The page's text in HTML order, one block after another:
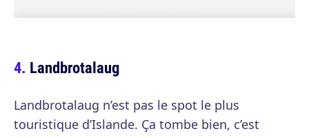
Landbrotalaug
Landbrotalaug n’est pas le spot le plus
touristique d’Islande. Ça tombe bien, c’est